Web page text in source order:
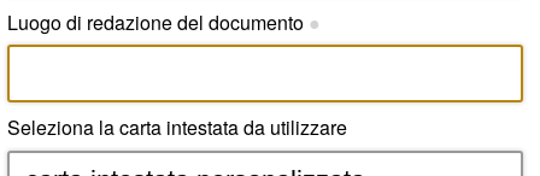
Luogo di redazione del documento ●
Seleziona la carta intestata da utilizzare